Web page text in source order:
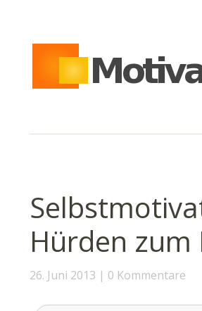
Hürden zum
26. Juni 2013 0 Kommentare